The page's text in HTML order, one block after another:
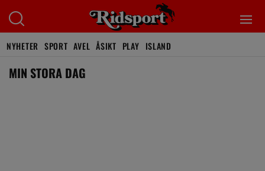
NYHETER SPORT AVEL ÅSIKT PLAY ISLAND
MIN STORA DAG